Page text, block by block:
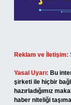
Reklam ve İletişim:
Yasal Uyarı: Bu
şirketi ile hiçbir
hazırladığımız
haber niteliği